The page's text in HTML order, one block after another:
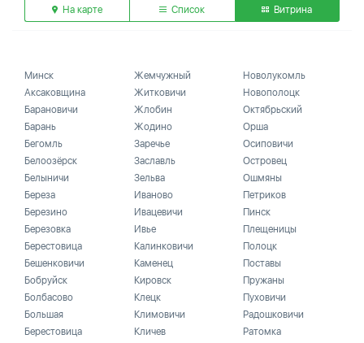
На карте Список Витрина
Минск
Аксаковщина
Барановичи
Барань
Бегомль
Белоозёрск
Белыничи
Береза
Березино
Березовка
Берестовица
Бешенковичи
Бобруйск
Болбасово
Большая
Берестовица
Жемчужный
Житковичи
Жлобин
Жодино
Заречье
Заславль
Зельва
Иваново
Ивацевичи
Ивье
Калинковичи
Каменец
Кировск
Клецк
Климовичи
Кличев
Новолукомль
Новополоцк
Октябрьский
Орша
Осиповичи
Островец
Ошмяны
Петриков
Пинск
Плещеницы
Полоцк
Поставы
Пружаны
Пуховичи
Радошковичи
Ратомка